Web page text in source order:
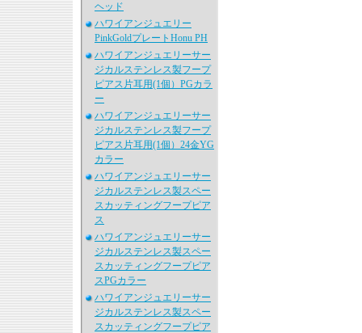
ヘッド
ハワイアンジュエリー
PinkGoldプレートHonu PH
ハワイアンジュエリーサー
ジカルステンレス製フープ
ピアス片耳用(1個）PGカラ
ー
ハワイアンジュエリーサー
ジカルステンレス製フープ
ピアス片耳用(1個）24金YG
カラー
ハワイアンジュエリーサー
ジカルステンレス製スペー
スカッティングフープピア
ス
ハワイアンジュエリーサー
ジカルステンレス製スペー
スカッティングフープピア
スPGカラー
ハワイアンジュエリーサー
ジカルステンレス製スペー
スカッティングフープピア